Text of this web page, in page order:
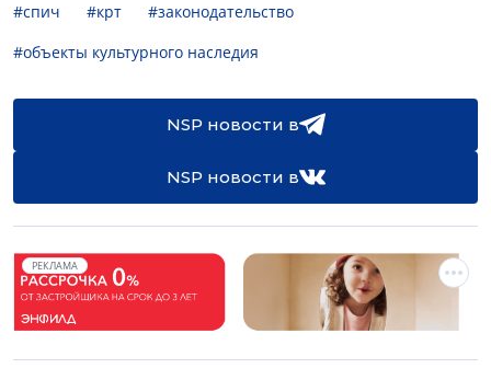
#спич #крт
#законодательство
#объекты культурного наследия
NSP новости в
NSP новости в
РЕКЛАМА